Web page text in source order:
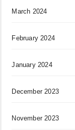
March 2024
February 2024
January 2024
December 2023
November 2023